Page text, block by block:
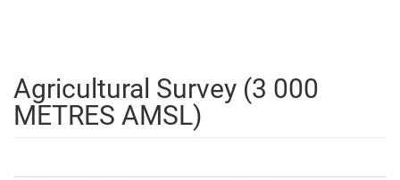
Agricultural Survey (3 000
METRES AMSL)